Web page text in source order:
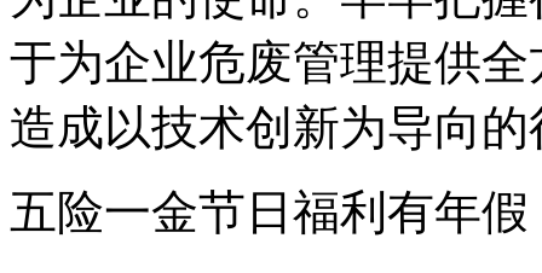
于为企业危废管理提供
造成以技术创新为导向
五险一金节日福利 有年假